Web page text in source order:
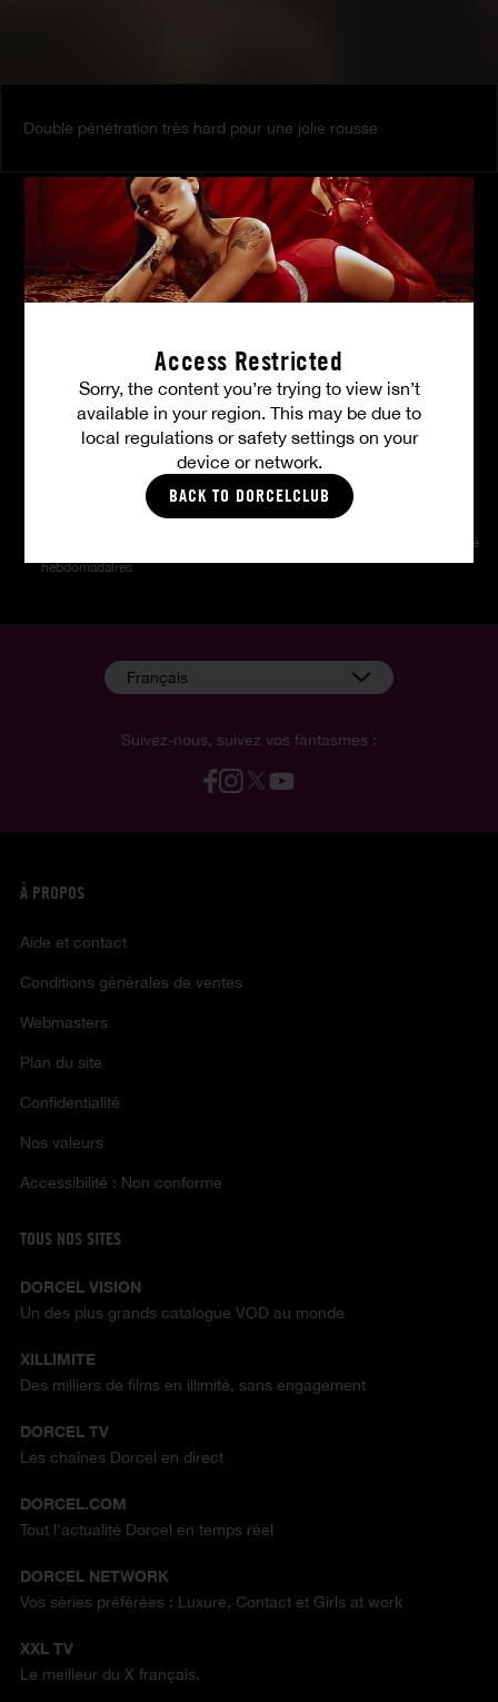
Access Restricted
Sorry, the content you’re trying to view isn’t
available in your region. This may be due to
local regulations or safety settings on your
device or network.
BACK TO DORCELCLUB
Double pénétration très hard pour une jolie rousse
Vos avantages membres
Où que vous soyez 4K ultra HD
hebdomadaires
Téléchargement illimité
Suivez-nous, suivez vos fantasmes :
Français
À PROPOS
Aide et contact
Conditions générales de ventes
Webmasters
Plan du site
Confidentialité
Nos valeurs
Accessibilité : Non conforme
TOUS NOS SITES
DORCEL VISION
Un des plus grands catalogue VOD au monde
XILLIMITE
Des milliers de films en illimité, sans engagement
DORCEL TV
Les chaînes Dorcel en direct
DORCEL.COM
Tout l'actualité Dorcel en temps réel
DORCEL NETWORK
Vos séries préférées : Luxure, Contact et Girls at work
XXL TV
Le meilleur du X français.